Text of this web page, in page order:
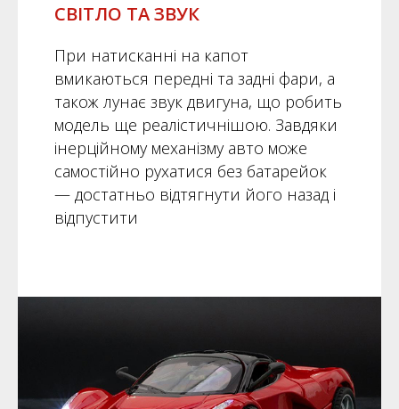
СВІТЛО ТА ЗВУК
При натисканні на капот
вмикаються передні та задні фари, а
також лунає звук двигуна, що робить
модель ще реалістичнішою. Завдяки
інерційному механізму авто може
самостійно рухатися без батарейок
— достатньо відтягнути його назад і
відпустити